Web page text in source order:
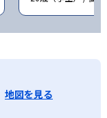
地図を見る